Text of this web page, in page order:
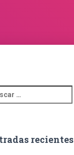
recientes